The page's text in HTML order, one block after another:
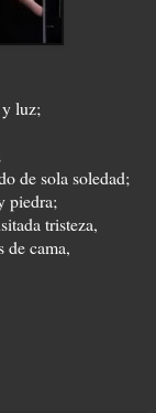
luz;
de sola soledad;
piedra;
tristeza,
de cama,